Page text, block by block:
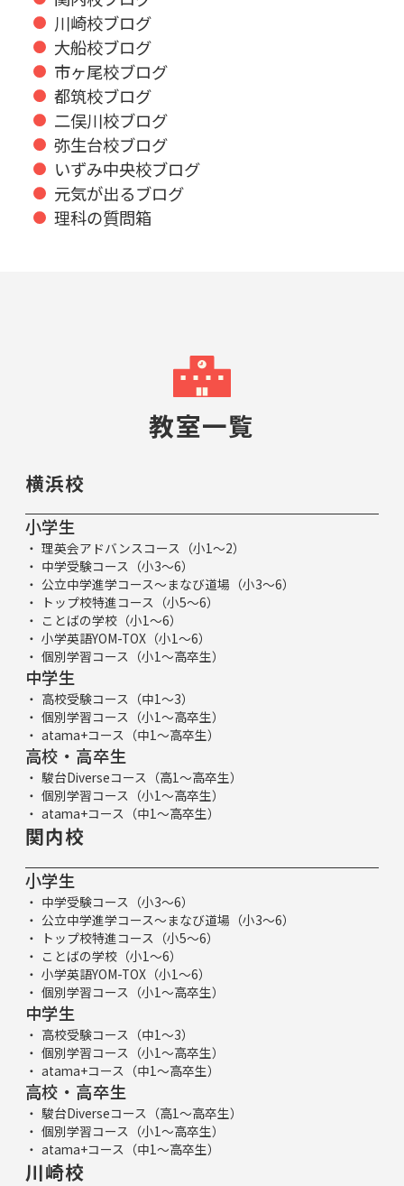
川崎校ブログ
大船校ブログ
市ヶ尾校ブログ
都筑校ブログ
二俣川校ブログ
弥生台校ブログ
いずみ中央校ブログ
元気が出るブログ
理科の質問箱
教室一覧
横浜校
小学生
理英会アドバンスコース（小1～2）
中学受験コース（小3～6）
公立中学進学コース～まなび道場（小3～6）
トップ校特進コース（小5～6）
ことばの学校（小1～6）
小学英語YOM-TOX（小1～6）
個別学習コース（小1～高卒生）
中学生
高校受験コース（中1～3）
個別学習コース（小1～高卒生）
atama+コース（中1～高卒生）
高校・高卒生
駿台Diverseコース（高1～高卒生）
個別学習コース（小1～高卒生）
atama+コース（中1～高卒生）
関内校
小学生
中学受験コース（小3～6）
公立中学進学コース～まなび道場（小3～6）
トップ校特進コース（小5～6）
ことばの学校（小1～6）
小学英語YOM-TOX（小1～6）
個別学習コース（小1～高卒生）
中学生
高校受験コース（中1～3）
個別学習コース（小1～高卒生）
atama+コース（中1～高卒生）
高校・高卒生
駿台Diverseコース（高1～高卒生）
個別学習コース（小1～高卒生）
atama+コース（中1～高卒生）
川崎校